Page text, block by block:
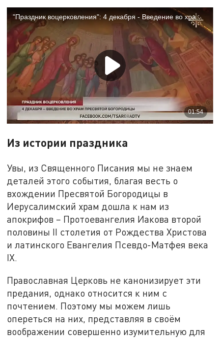
Из истории праздника
Увы, из Священного Писания мы не знаем
деталей этого события, благая весть о
вхождении Пресвятой Богородицы в
Иерусалимский храм дошла к нам из
апокрифов – Протоевангелия Иакова второй
половины II столетия от Рождества Христова
и латинского Евангелия Псевдо-Матфея века
IX.
Православная Церковь не канонизирует эти
предания, однако относится к ним с
почтением. Поэтому мы можем лишь
опереться на них, представляя в своём
воображении совершенно изумительную для